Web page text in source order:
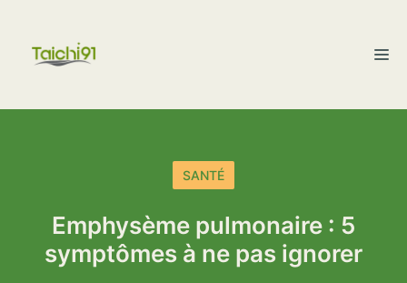
contenu
SANTÉ
Emphysème pulmonaire : 5
symptômes à ne pas ignorer